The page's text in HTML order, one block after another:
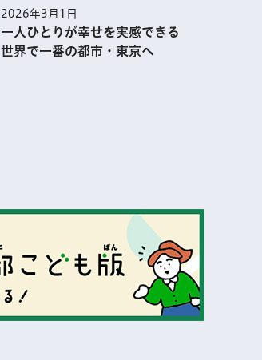
2026年3月1日
一人ひとりが幸せを実感できる
世界で一番の都市・東京へ